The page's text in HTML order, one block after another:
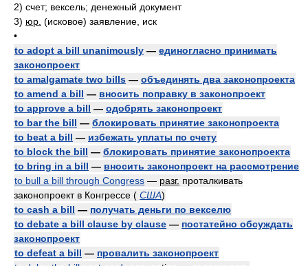
2) счет; вексель; денежный документ
3) юр. (исковое) заявление, иск
•
to adopt a bill unanimously — единогласно принимать
законопроект
to amalgamate two bills — объединять два законопроекта
to amend a bill — вносить поправку в законопроект
to approve a bill — одобрять законопроект
to bar the bill — блокировать принятие законопроекта
to beat a bill — избежать уплаты по счету
to block the bill — блокировать принятие законопроекта
to bring in a bill — вносить законопроект на рассмотрение
to bull a bill through Congress — разг. проталкивать
законопроект в Конгрессе ( США)
to cash a bill — получать деньги по векселю
to debate a bill clause by clause — постатейно обсуждать
законопроект
to defeat a bill — провалить законопроект